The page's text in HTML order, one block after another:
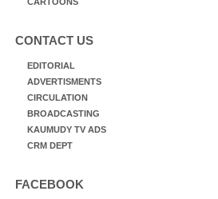
CONTACT US
EDITORIAL
ADVERTISMENTS
CIRCULATION
BROADCASTING
KAUMUDY TV ADS
CRM DEPT
FACEBOOK